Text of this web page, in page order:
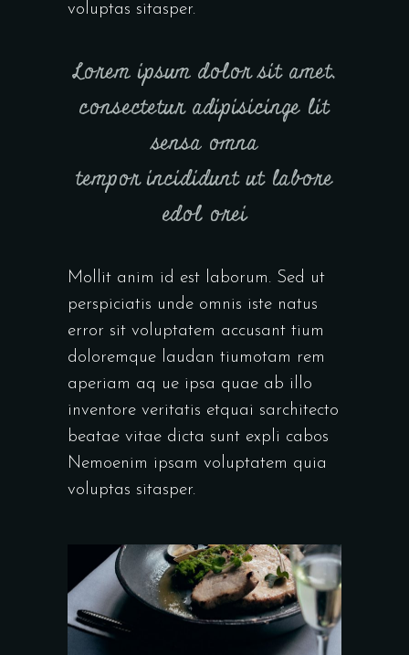
voluptas sitasper.
Lorem ipsum dolor sit amet,
consectetur adipisicinge lit
sensa omna
tempor incididunt ut labore
edol orei
Mollit anim id est laborum. Sed ut
perspiciatis unde omnis iste natus
error sit voluptatem accusant tium
doloremque laudan tiumotam rem
aperiam aq ue ipsa quae ab illo
inventore veritatis etquai sarchitecto
beatae vitae dicta sunt expli cabos
Nemoenim ipsam voluptatem quia
voluptas sitasper.